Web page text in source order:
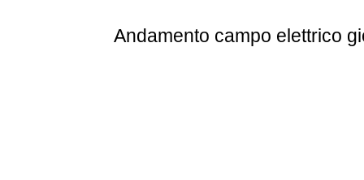
Andamento campo elettrico